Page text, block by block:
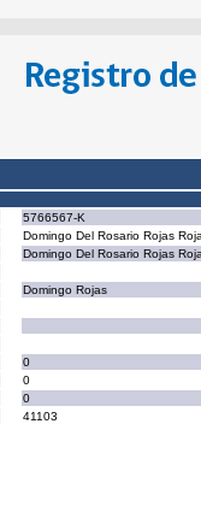
5766567-K
Domingo Del Rosario Rojas
Domingo Del Rosario Rojas
Domingo Rojas
0
0
0
41103